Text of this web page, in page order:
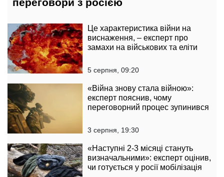
Це характеристика війни на
виснаження, – експерт про
замахи на військових та еліти
5 серпня, 09:20
«Війна знову стала війною»:
експерт пояснив, чому
переговорний процес зупинився
3 серпня, 19:30
«Наступні 2-3 місяці стануть
визначальними»: експерт оцінив,
чи готується у росії мобілізація